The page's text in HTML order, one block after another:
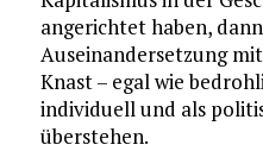
angerichtet haben,
Auseinandersetzung
Knast – egal wie
individuell und als
überstehen.